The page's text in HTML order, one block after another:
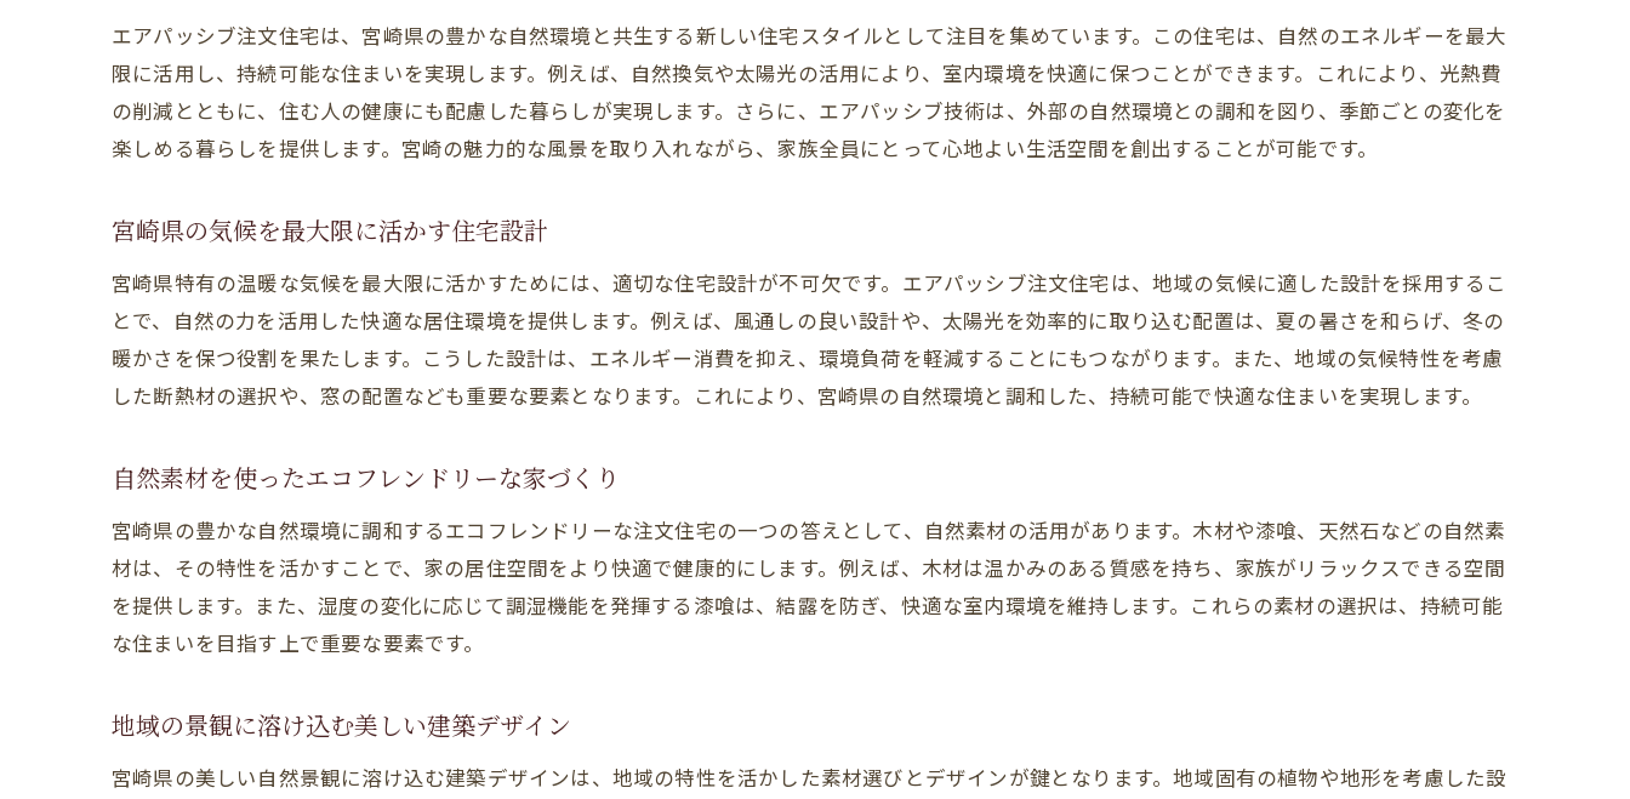
長期間快適に住める耐久性の高い住宅
環境負荷を減らすエコロジカルな設計の重要性
未来を見据えたサステナブルな住環境
台風に備えた強固な建物設計
風通しの良さを考えた住まいのデザイン
自然光を取り入れた明るい室内空間
エアパッシブ技術で叶える快適でエコな暮らし
空調効率を高める最新技術の紹介
自然エネルギーを活用した省エネ生活
空気の質を保つための換気システム
注文住宅で実現する宮崎県の新しい住まいのスタイル
エアパッシブ注文住宅は、宮崎県の豊かな自然環境と共生する新しい住宅スタイルとして注目を集めています。この住宅は、自然のエネルギーを最大
限に活用し、持続可能な住まいを実現します。例えば、自然換気や太陽光の活用により、室内環境を快適に保つことができます。これにより、光熱費
の削減とともに、住む人の健康にも配慮した暮らしが実現します。さらに、エアパッシブ技術は、外部の自然環境との調和を図り、季節ごとの変化を
楽しめる暮らしを提供します。宮崎の魅力的な風景を取り入れながら、家族全員にとって心地よい生活空間を創出することが可能です。
宮崎県の気候を最大限に活かす住宅設計
宮崎県特有の温暖な気候を最大限に活かすためには、適切な住宅設計が不可欠です。エアパッシブ注文住宅は、地域の気候に適した設計を採用するこ
とで、自然の力を活用した快適な居住環境を提供します。例えば、風通しの良い設計や、太陽光を効率的に取り込む配置は、夏の暑さを和らげ、冬の
暖かさを保つ役割を果たします。こうした設計は、エネルギー消費を抑え、環境負荷を軽減することにもつながります。また、地域の気候特性を考慮
した断熱材の選択や、窓の配置なども重要な要素となります。これにより、宮崎県の自然環境と調和した、持続可能で快適な住まいを実現します。
自然素材を使ったエコフレンドリーな家づくり
宮崎県の豊かな自然環境に調和するエコフレンドリーな注文住宅の一つの答えとして、自然素材の活用があります。木材や漆喰、天然石などの自然素
材は、その特性を活かすことで、家の居住空間をより快適で健康的にします。例えば、木材は温かみのある質感を持ち、家族がリラックスできる空間
を提供します。また、湿度の変化に応じて調湿機能を発揮する漆喰は、結露を防ぎ、快適な室内環境を維持します。これらの素材の選択は、持続可能
な住まいを目指す上で重要な要素です。
地域の景観に溶け込む美しい建築デザイン
宮崎県の美しい自然景観に溶け込む建築デザインは、地域の特性を活かした素材選びとデザインが鍵となります。地域固有の植物や地形を考慮した設